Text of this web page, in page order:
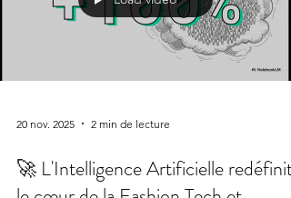
Load video
20 nov. 2025 2 min de lecture